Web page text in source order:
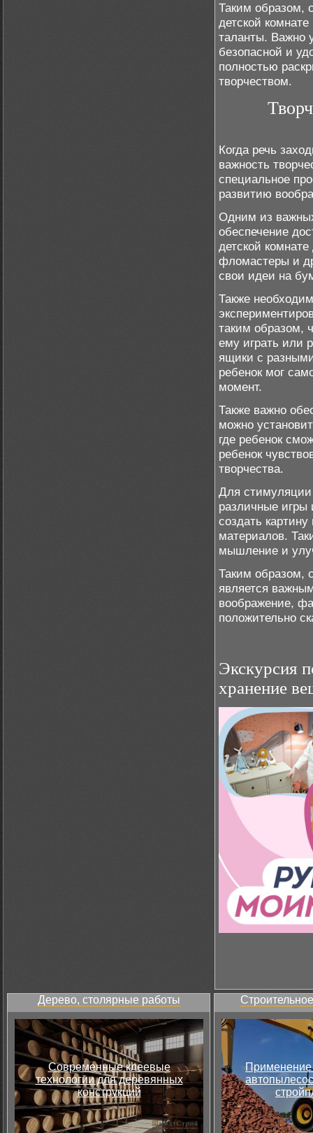
Таким образом,
детской
таланты. Важно
безопасной и
полностью
творчеством.
Когда речь
важность
специальное
развитию
Одним из
обеспечение
детской
фломастеры и
свои идеи на
Также
таким образом,
ему играть или
ящики с
ребенок мог
момент.
Также важно
можно
где ребенок
ребенок
творчества.
Для стимуляции
различные игры
создать
материалов.
мышление и
Таким образом,
является
воображение,
положительно
Экскурсия
хранение
Дерево, столярные работы
Современные клеевые
технологии для деревянных
конструкций
Применение